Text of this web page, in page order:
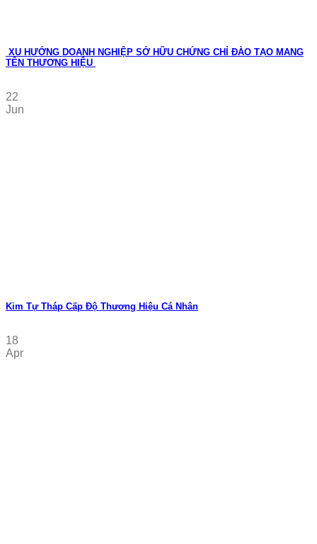
XU HƯỚNG DOANH NGHIỆP SỞ HỮU CHỨNG CHỈ ĐÀO TẠO MANG
TÊN THƯƠNG HIỆU
22
Jun
Kim Tự Tháp Cấp Độ Thương Hiệu Cá Nhân
18
Apr